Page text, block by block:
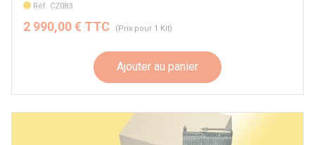
Réf. CZ083
2 990,00 € TTC (Prix pour 1 Kit)
Ajouter au panier